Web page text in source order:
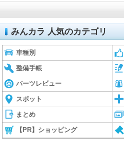
みんカラ 人気のカテゴリ
車種別
整備手帳
パーツレビュー
スポット
まとめ
【PR】ショッピング